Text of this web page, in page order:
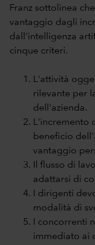
Franz sottolinea
vantaggio dagli
dall'intelligenza
cinque criteri.
L'attività
rilevante per
dell'azienda.
L'incremento
beneficio
vantaggio
Il flusso di
adattarsi di
I dirigenti
modalità di
I concorrenti
immediato ai